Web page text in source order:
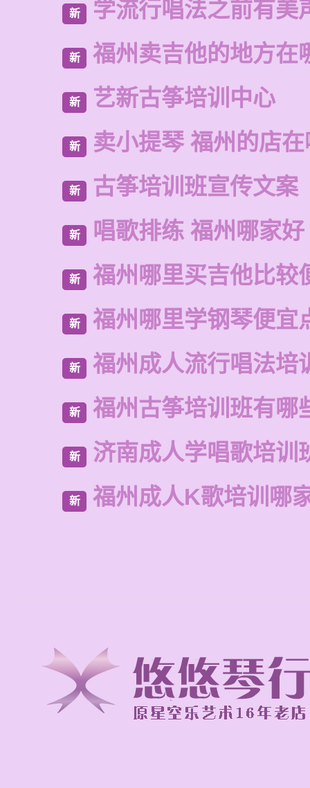
新 学流行唱法之前有美
新 福州卖吉他的地方在
新 艺新古筝培训中心
新 卖小提琴 福州的店
新 古筝培训班宣传文案
新 唱歌排练 福州哪家好
新 福州哪里买吉他比较
新 福州哪里学钢琴便宜
新 福州成人流行唱法培
新 福州古筝培训班有哪
新 济南成人学唱歌培训
新 福州成人K歌培训哪